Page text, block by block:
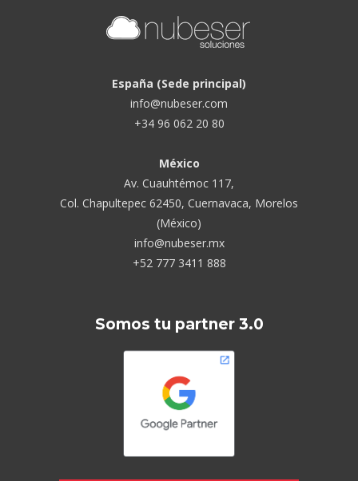
España (Sede principal)
info@nubeser.com
+34 96 062 20 80
México
Av. Cuauhtémoc 117,
Col. Chapultepec 62450, Cuernavaca, Morelos
(México)
info@nubeser.mx
+52 777 3411 888
Somos tu partner 3.0